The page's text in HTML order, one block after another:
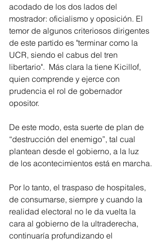
acodado de los dos lados del
mostrador: oficialismo y oposición. El
temor de algunos criteriosos dirigentes
de este partido es "terminar como la
UCR, siendo el cabus del tren
libertario".  Más clara la tiene Kicillof,
quien comprende y ejerce con
prudencia el rol de gobernador
opositor.
De este modo, esta suerte de plan de
“destrucción del enemigo”, tal cual
plantean desde el gobierno, a la luz
de los acontecimientos está en marcha.
Por lo tanto, el traspaso de hospitales,
de consumarse, siempre y cuando la
realidad electoral no le da vuelta la
cara al gobierno de la ultraderecha,
continuaría profundizando el